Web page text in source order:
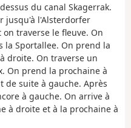
du canal Skagerrak.
jusqu'à l'Alsterdorfer
traverse le fleuve. On
la Sportallee. On prend la
droite. On traverse un
On prend la prochaine à
de suite à gauche. Après
à gauche. On arrive à
à droite et à la prochaine à